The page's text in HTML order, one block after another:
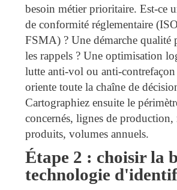
besoin métier prioritaire. Est-ce
de conformité réglementaire
FSMA) ? Une démarche qualité
les rappels ? Une optimisation
lutte anti-vol ou anti-contrefaçon
oriente toute la chaîne de
Cartographiez ensuite le
concernés, lignes de production,
produits, volumes annuels.
Étape 2 : choisir la
technologie